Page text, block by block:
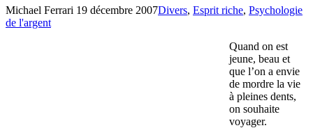
Michael Ferrari 19 décembre 2007Divers, Esprit riche, Psychologie
de l'argent
Quand on est
jeune, beau et
que l’on a envie
de mordre la vie
à pleines dents,
on souhaite
voyager.